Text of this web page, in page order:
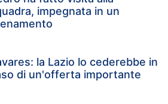
impegnata in un
la Lazio lo cederebbe in
di un'offerta importante